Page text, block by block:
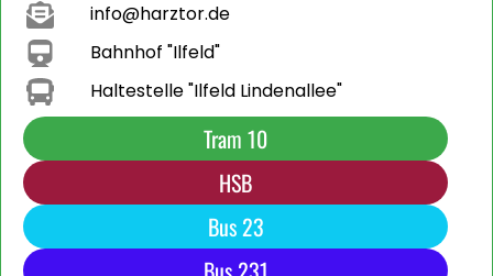
info@harztor.de
Bahnhof "Ilfeld"
Haltestelle "Ilfeld Lindenallee"
Tram 10
HSB
Bus 23